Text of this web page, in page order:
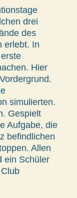
drei
des
erlebt. In
Hier
simulierten.
Gespielt
Aufgabe, die
befindlichen
Allen
ein Schüler